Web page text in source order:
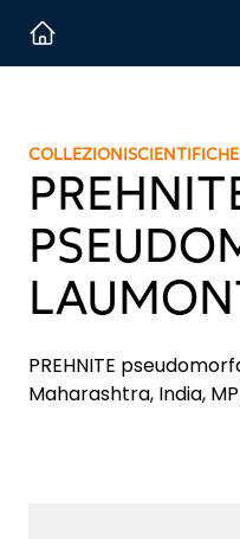
COLLEZIONISCIENTIFICHE
PREHNITE
Maharashtra, India,